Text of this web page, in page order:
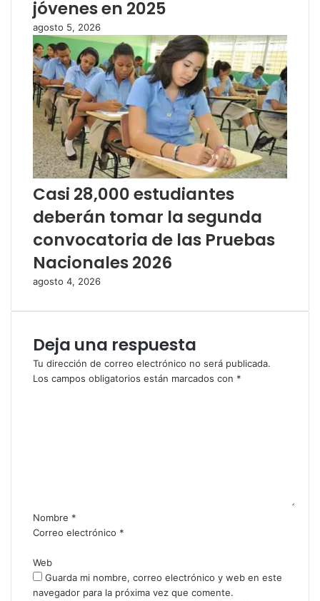
jóvenes en 2025
agosto 5, 2026
Casi 28,000 estudiantes
deberán tomar la segunda
convocatoria de las Pruebas
Nacionales 2026
agosto 4, 2026
Deja una respuesta
Tu dirección de correo electrónico no será publicada.
Los campos obligatorios están marcados con *
i
o
Nombre *
Correo electrónico *
Web
Guarda mi nombre, correo electrónico y web en este
navegador para la próxima vez que comente.